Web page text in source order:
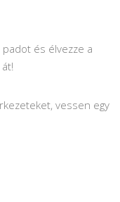
és élvezze a
vessen egy